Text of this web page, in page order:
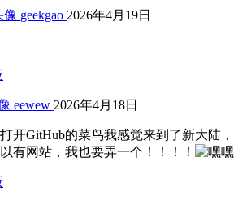
geekgao 2026年4月19日
eewew 2026年4月18日
开GitHub的菜鸟我感觉来到了新大陆，
有网站，我也要弄一个！！！！